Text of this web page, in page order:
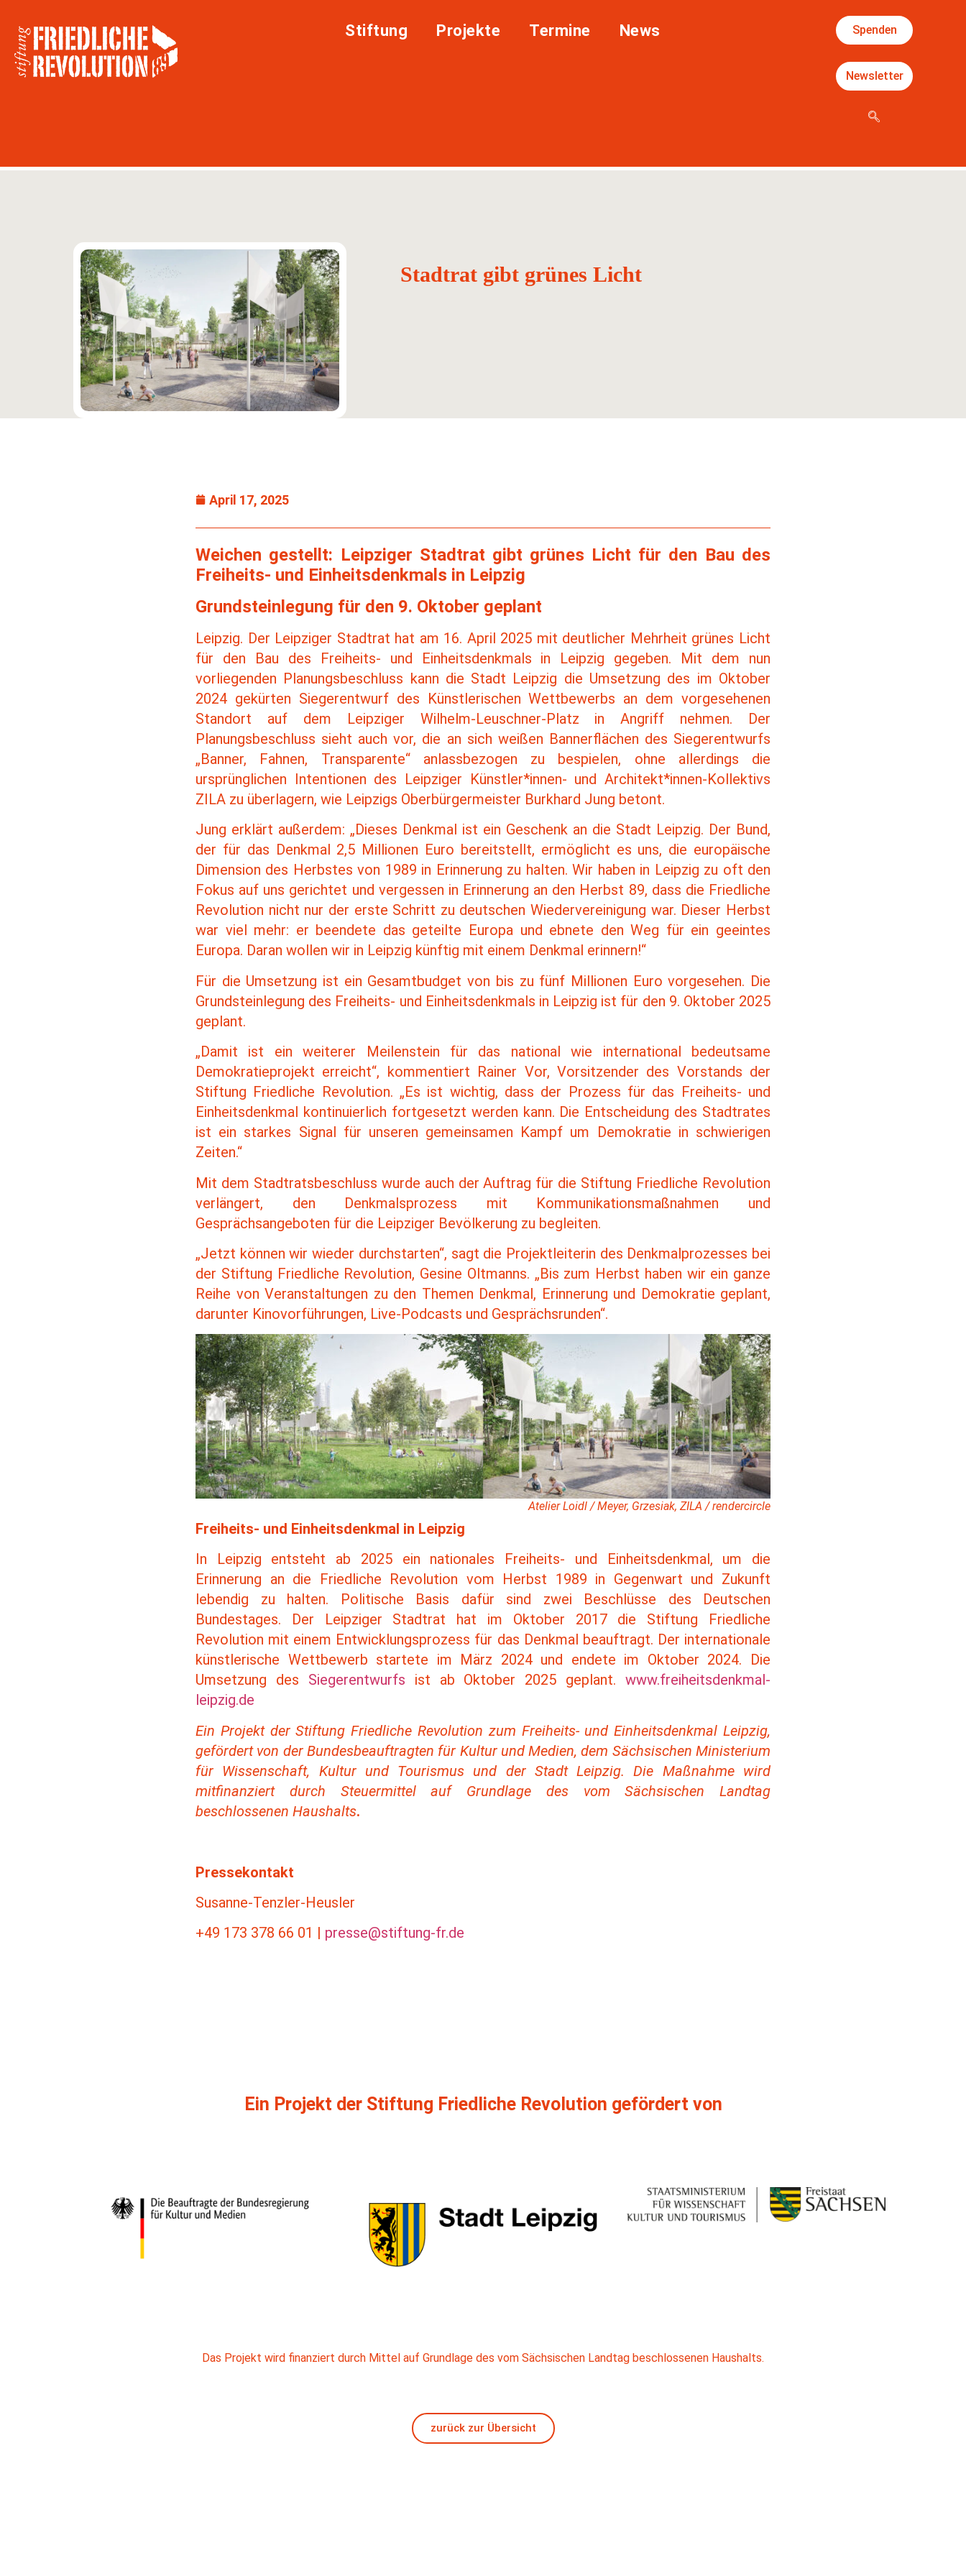
Stiftung Projekte Termine News Spenden
Newsletter
Stadtrat gibt grünes Licht
April 17, 2025
Weichen gestellt: Leipziger Stadtrat gibt grünes Licht für den Bau des
Freiheits- und Einheitsdenkmals in Leipzig
Grundsteinlegung für den 9. Oktober geplant
Leipzig. Der Leipziger Stadtrat hat am 16. April 2025 mit deutlicher Mehrheit grünes Licht
für den Bau des Freiheits- und Einheitsdenkmals in Leipzig gegeben. Mit dem nun
vorliegenden Planungsbeschluss kann die Stadt Leipzig die Umsetzung des im Oktober
2024 gekürten Siegerentwurf des Künstlerischen Wettbewerbs an dem vorgesehenen
Standort auf dem Leipziger Wilhelm-Leuschner-Platz in Angriff nehmen. Der
Planungsbeschluss sieht auch vor, die an sich weißen Bannerflächen des Siegerentwurfs
„Banner, Fahnen, Transparente“ anlassbezogen zu bespielen, ohne allerdings die
ursprünglichen Intentionen des Leipziger Künstler*innen- und Architekt*innen-Kollektivs
ZILA zu überlagern, wie Leipzigs Oberbürgermeister Burkhard Jung betont.
Jung erklärt außerdem: „Dieses Denkmal ist ein Geschenk an die Stadt Leipzig. Der Bund,
der für das Denkmal 2,5 Millionen Euro bereitstellt, ermöglicht es uns, die europäische
Dimension des Herbstes von 1989 in Erinnerung zu halten. Wir haben in Leipzig zu oft den
Fokus auf uns gerichtet und vergessen in Erinnerung an den Herbst 89, dass die Friedliche
Revolution nicht nur der erste Schritt zu deutschen Wiedervereinigung war. Dieser Herbst
war viel mehr: er beendete das geteilte Europa und ebnete den Weg für ein geeintes
Europa. Daran wollen wir in Leipzig künftig mit einem Denkmal erinnern!“
Für die Umsetzung ist ein Gesamtbudget von bis zu fünf Millionen Euro vorgesehen. Die
Grundsteinlegung des Freiheits- und Einheitsdenkmals in Leipzig ist für den 9. Oktober 2025
geplant.
„Damit ist ein weiterer Meilenstein für das national wie international bedeutsame
Demokratieprojekt erreicht“, kommentiert Rainer Vor, Vorsitzender des Vorstands der
Stiftung Friedliche Revolution. „Es ist wichtig, dass der Prozess für das Freiheits- und
Einheitsdenkmal kontinuierlich fortgesetzt werden kann. Die Entscheidung des Stadtrates
ist ein starkes Signal für unseren gemeinsamen Kampf um Demokratie in schwierigen
Zeiten.“
Mit dem Stadtratsbeschluss wurde auch der Auftrag für die Stiftung Friedliche Revolution
verlängert, den Denkmalsprozess mit Kommunikationsmaßnahmen und
Gesprächsangeboten für die Leipziger Bevölkerung zu begleiten.
„Jetzt können wir wieder durchstarten“, sagt die Projektleiterin des Denkmalprozesses bei
der Stiftung Friedliche Revolution, Gesine Oltmanns. „Bis zum Herbst haben wir ein ganze
Reihe von Veranstaltungen zu den Themen Denkmal, Erinnerung und Demokratie geplant,
darunter Kinovorführungen, Live-Podcasts und Gesprächsrunden“.
Atelier Loidl / Meyer, Grzesiak, ZILA / rendercircle
Freiheits- und Einheitsdenkmal in Leipzig
In Leipzig entsteht ab 2025 ein nationales Freiheits- und Einheitsdenkmal, um die
Erinnerung an die Friedliche Revolution vom Herbst 1989 in Gegenwart und Zukunft
lebendig zu halten. Politische Basis dafür sind zwei Beschlüsse des Deutschen
Bundestages. Der Leipziger Stadtrat hat im Oktober 2017 die Stiftung Friedliche
Revolution mit einem Entwicklungsprozess für das Denkmal beauftragt. Der internationale
künstlerische Wettbewerb startete im März 2024 und endete im Oktober 2024. Die
Umsetzung des Siegerentwurfs ist ab Oktober 2025 geplant. www.freiheitsdenkmal-
leipzig.de
Ein Projekt der Stiftung Friedliche Revolution zum Freiheits- und Einheitsdenkmal Leipzig,
gefördert von der Bundesbeauftragten für Kultur und Medien, dem Sächsischen Ministerium
für Wissenschaft, Kultur und Tourismus und der Stadt Leipzig. Die Maßnahme wird
mitfinanziert durch Steuermittel auf Grundlage des vom Sächsischen Landtag
beschlossenen Haushalts.
Pressekontakt
Susanne-Tenzler-Heusler
+49 173 378 66 01 | presse@stiftung-fr.de
Ein Projekt der Stiftung Friedliche Revolution gefördert von
Das Projekt wird finanziert durch Mittel auf Grundlage des vom Sächsischen Landtag beschlossenen Haushalts.
zurück zur Übersicht